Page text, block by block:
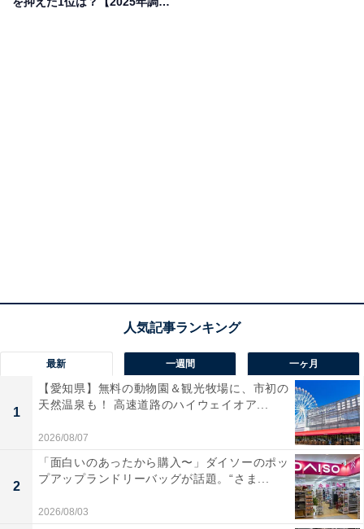
最新 一週間 一ヶ月
1
【愛知県】無料の動物園＆観光牧場に、市初の
天然温泉も！ 高速道路のハイウェイオア...
2026/08/07
2
「面白いのあったから購入〜」ダイソーのポッ
プアップランドリーバッグが話題。“さま...
2026/08/03